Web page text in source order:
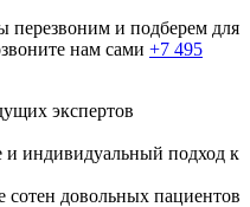
перезвоним и подберем для
нам сами +7 495
экспертов
и индивидуальный подход к
довольных пациентов